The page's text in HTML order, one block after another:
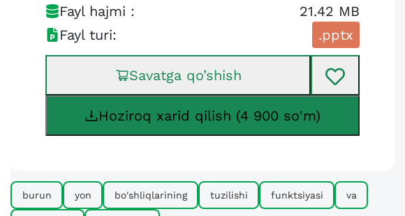
Fayl hajmi :
21.42 MB
Fayl turi:
.pptx
Savatga qo’shish
Hoziroq xarid qilish (4 900 so'm)
burun yon bo'shliqlarining tuzilishi funktsiyasi va